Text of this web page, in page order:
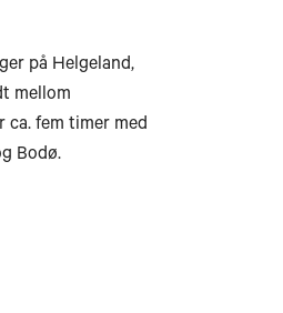
på Helgeland,
mellom
ca. fem timer med
Bodø.